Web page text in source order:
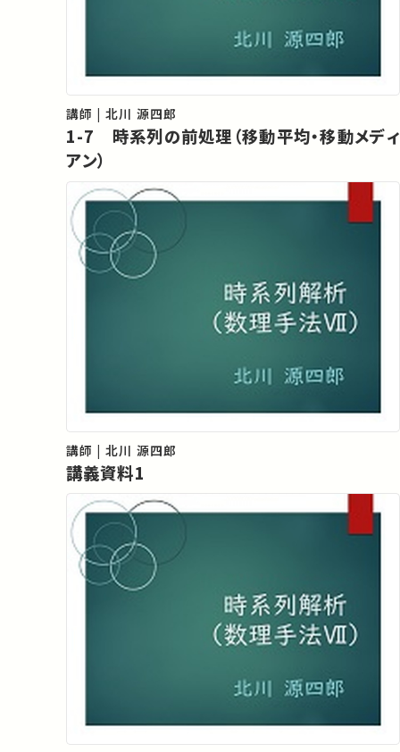
講師 | 北川 源四郎
1-7 時系列の前処理（移動平均・移動メディ
アン）
講師 | 北川 源四郎
講義資料1